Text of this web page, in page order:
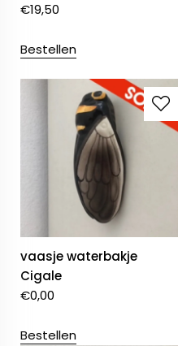
€19,50
Bestellen
vaasje waterbakje
Cigale
€0,00
Bestellen